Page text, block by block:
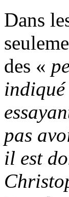
Dans
des «
indiqué
pas
il est